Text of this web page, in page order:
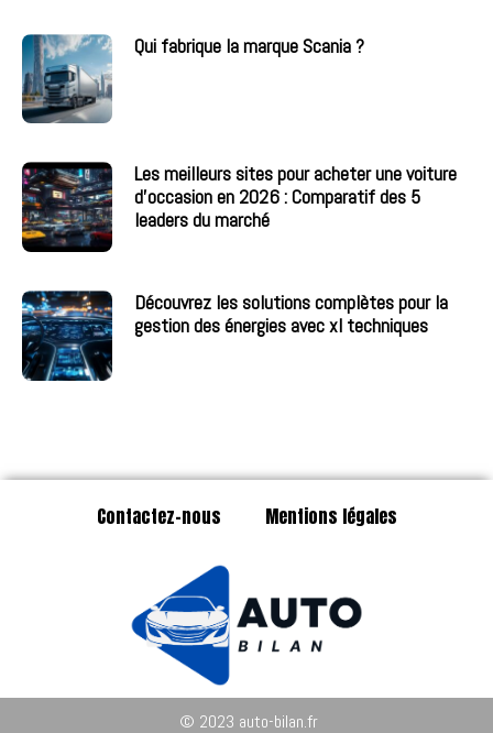
Qui fabrique la marque Scania ?
Les meilleurs sites pour acheter une voiture
d’occasion en 2026 : Comparatif des 5
leaders du marché
Découvrez les solutions complètes pour la
gestion des énergies avec xl techniques
Contactez-nous Mentions légales
© 2023 auto-bilan.fr